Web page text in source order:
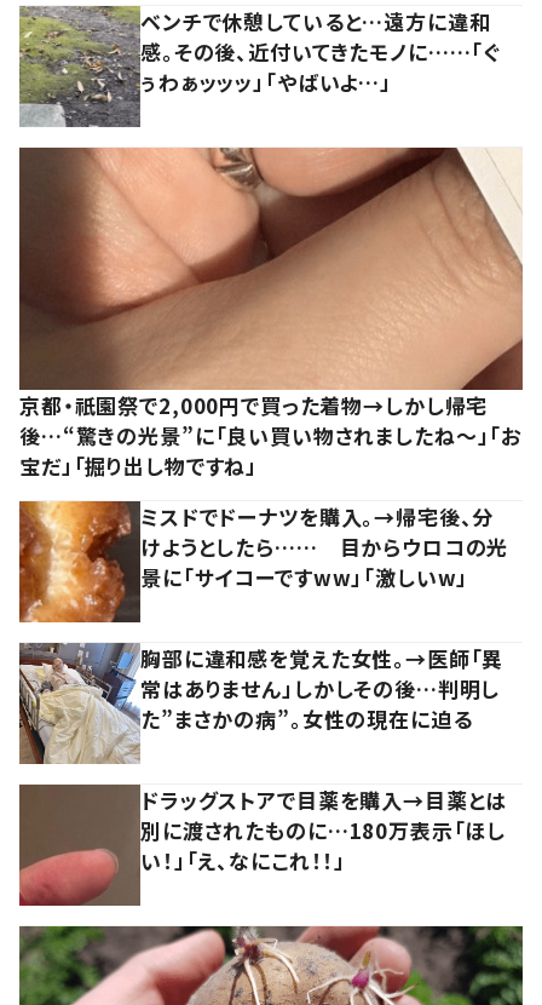
ベンチで休憩していると…遠方に違和
感。その後、近付いてきたモノに……「ぐ
ぅわぁッッッ」「やばいよ…」
京都・祇園祭で2,000円で買った着物→しかし帰宅
後…“驚きの光景”に「良い買い物されましたね～」「お
宝だ」「掘り出し物ですね」
ミスドでドーナツを購入。→帰宅後、分
けようとしたら…… 目からウロコの光
景に「サイコーですww」「激しいw」
胸部に違和感を覚えた女性。→医師「異
常はありません」しかしその後…判明し
た”まさかの病”。女性の現在に迫る
ドラッグストアで目薬を購入→目薬とは
別に渡されたものに…180万表示「ほし
い！」「え、なにこれ！！」